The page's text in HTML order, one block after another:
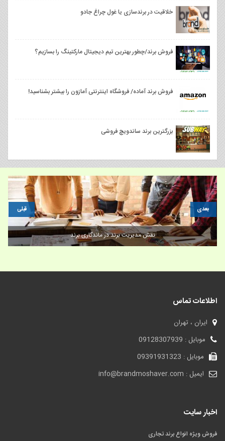
خلاقیت در برندسازی یا غول چراغ جادو
فروش برند/چطور بهترین تیم دیجیتال مارکتینگ را بسازیم؟
فروش برند آماده/ فروشگاه اینترنتی آمازون را بیشتر بشناسید!
بزرگترین برند ساندویچ فروشی
نقش مدیریت برند در ماندگاری برند
قبلی بعدی
اطلاعات تماس
ایران ، تهران
موبایل : 09128307939
موبایل : 09391931323
ایمیل : info@brandmoshaver.com
اخبار سایت
فروش ویژه انواع برند تجاری